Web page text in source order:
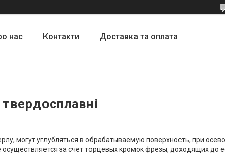
нас Контакти Доставка та оплата
могут углубляться в обрабатываемую поверхность, при
за счет торцевых кромок фрезы, доходящих до